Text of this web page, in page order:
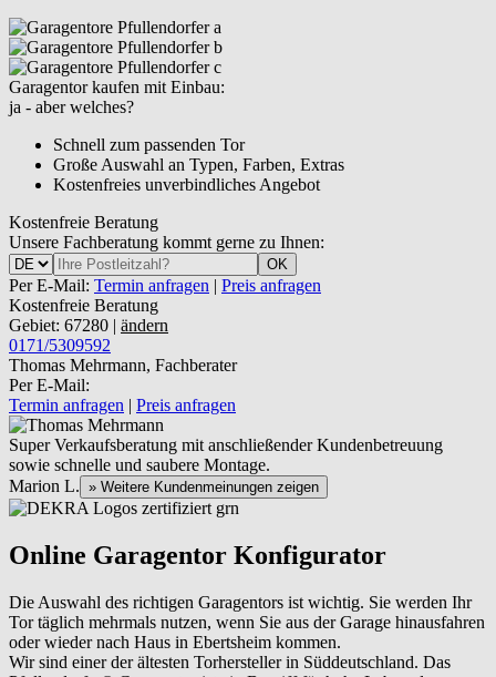
Garagentor kaufen mit Einbau:
ja - aber welches?
Schnell zum passenden Tor
Große Auswahl an Typen, Farben, Extras
Kostenfreies unverbindliches Angebot
Kostenfreie Beratung
Unsere Fachberatung kommt gerne zu Ihnen:
OK
Per E-Mail: Termin anfragen | Preis anfragen
Kostenfreie Beratung
Gebiet: 67280 | ändern
0171/5309592
Thomas Mehrmann, Fachberater
Per E-Mail:
Termin anfragen | Preis anfragen
Super Verkaufsberatung mit anschließender Kundenbetreuung
sowie schnelle und saubere Montage.
Marion L. » Weitere Kundenmeinungen zeigen
Online Garagentor Konfigurator
Die Auswahl des richtigen Garagentors ist wichtig. Sie werden Ihr
Tor täglich mehrmals nutzen, wenn Sie aus der Garage hinausfahren
oder wieder nach Haus in Ebertsheim kommen.
Wir sind einer der ältesten Torhersteller in Süddeutschland. Das